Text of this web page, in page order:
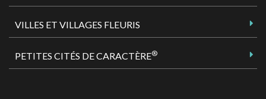
VILLES ET VILLAGES FLEURIS
PETITES CITÉS DE CARACTÈRE®